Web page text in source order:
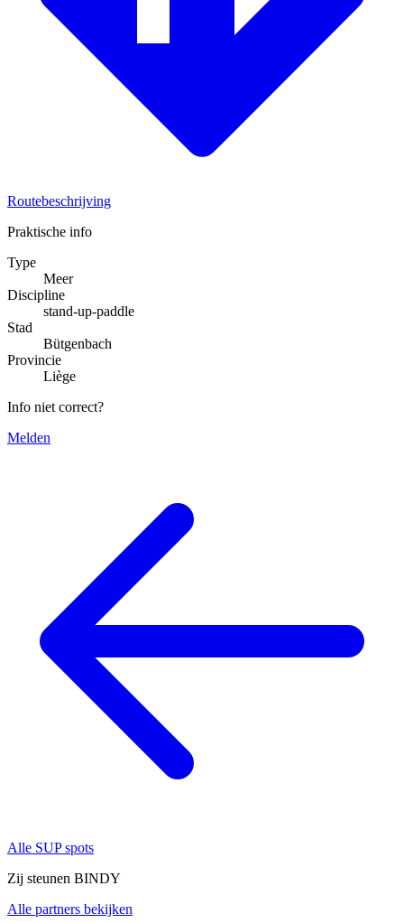
Routebeschrijving
Praktische info
Type
Meer
Discipline
stand-up-paddle
Stad
Bütgenbach
Provincie
Liège
Info niet correct?
Melden
Alle SUP spots
Zij steunen BINDY
Alle partners bekijken